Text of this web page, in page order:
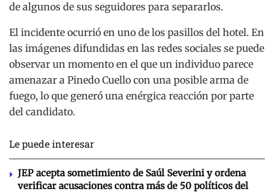
de algunos de sus seguidores para separarlos.
El incidente ocurrió en uno de los pasillos del hotel. En
las imágenes difundidas en las redes sociales se puede
observar un momento en el que un individuo parece
amenazar a Pinedo Cuello con una posible arma de
fuego, lo que generó una enérgica reacción por parte
del candidato.
Le puede interesar
JEP acepta sometimiento de Saúl Severini y ordena
verificar acusaciones contra más de 50 políticos del